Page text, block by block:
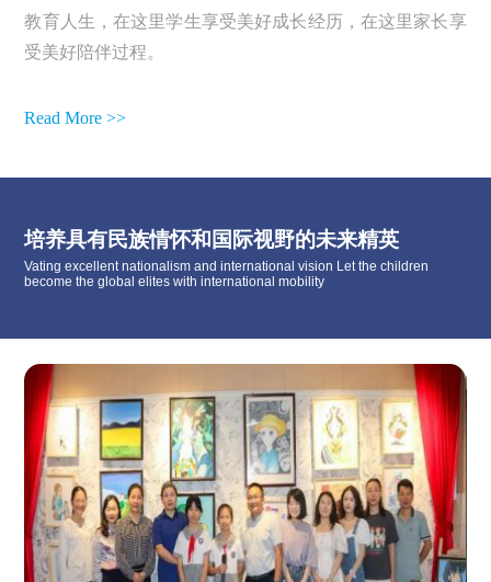
教育人生，在这里学生享受美好成长经历，在这里家长享
受美好陪伴过程。
Read More >>
培养具有民族情怀和国际视野的未来精英
Vating excellent nationalism and international vision Let the children
become the global elites with international mobility